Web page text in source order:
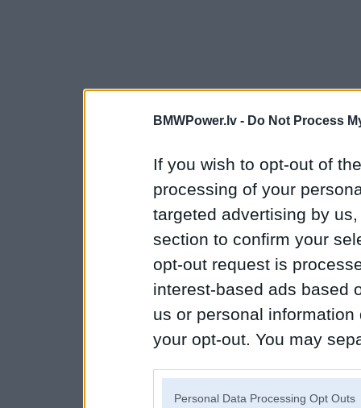
BMWPower.lv - Do Not Process
If you wish to opt-out of
processing of your
targeted advertising by
section to confirm your
opt-out request is
interest-based ads based
us or personal
your opt-out. You may
Personal Data Processing Opt Outs